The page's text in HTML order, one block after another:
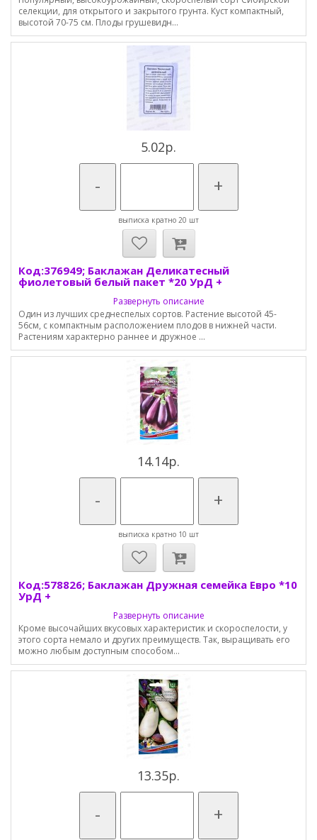
селекции, для открытого и закрытого грунта. Куст компактный,
высотой 70-75 см. Плоды грушевидн...
5.02р.
- +
выписка кратно 20 шт
Код:376949; Баклажан Деликатесный
фиолетовый белый пакет *20 УрД +
Развернуть описание
Один из лучших среднеспелых сортов. Растение высотой 45-
56см, с компактным расположением плодов в нижней части.
Растениям характерно раннее и дружное ...
14.14р.
- +
выписка кратно 10 шт
Код:578826; Баклажан Дружная семейка Евро *10
УрД +
Развернуть описание
Кроме высочайших вкусовых характеристик и скороспелости, у
этого сорта немало и других преимуществ. Так, выращивать его
можно любым доступным способом...
13.35р.
- +